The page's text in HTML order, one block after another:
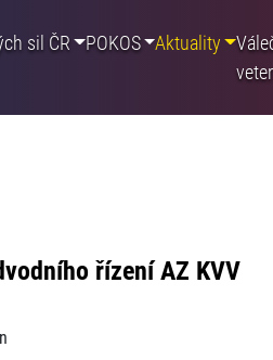
sil ČR POKOS Aktuality
řízení AZ KVV